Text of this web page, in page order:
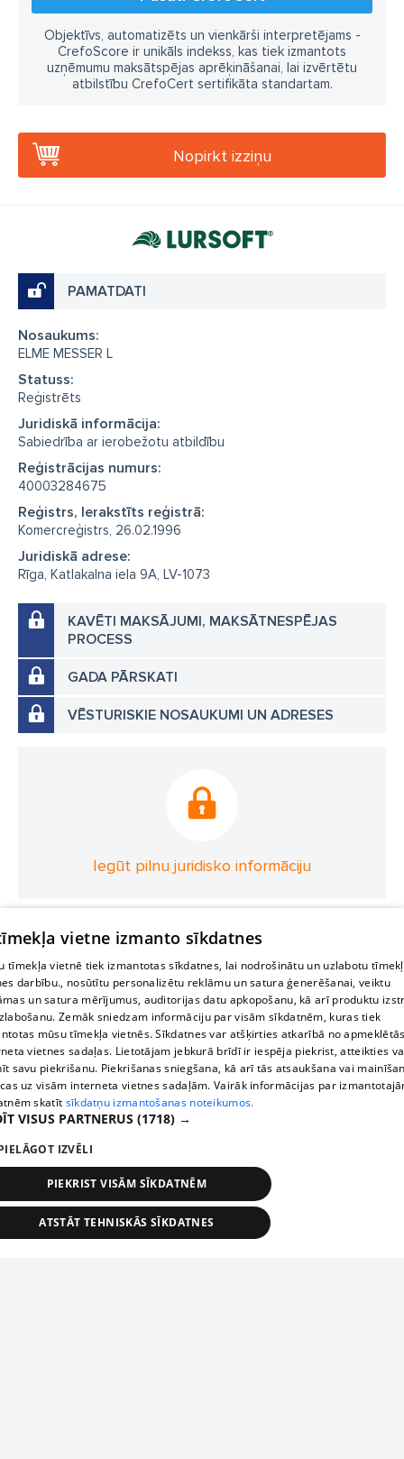
Objektīvs, automatizēts un vienkārši interpretējams -
CrefoScore ir unikāls indekss, kas tiek izmantots
uzņēmumu maksātspējas aprēķināšanai, lai izvērtētu
atbilstību CrefoCert sertifikāta standartam.
Nopirkt izziņu
PAMATDATI
Nosaukums:
ELME MESSER L
Statuss:
Reģistrēts
Juridiskā informācija:
Sabiedrība ar ierobežotu atbildību
Reģistrācijas numurs:
40003284675
Reģistrs, Ierakstīts reģistrā:
Komercreģistrs, 26.02.1996
Juridiskā adrese:
Rīga, Katlakalna iela 9A, LV-1073
KAVĒTI MAKSĀJUMI, MAKSĀTNESPĒJAS
PROCESS
GADA PĀRSKATI
VĒSTURISKIE NOSAUKUMI UN ADRESES
Iegūt pilnu juridisko informāciju
vietne izmanto sīkdatnes
tīmekļa vietnē tiek izmantotas sīkdatnes, lai nodrošinātu un uzlabotu
darbību., nosūtītu personalizētu reklāmu un satura ģenerēšanai, veiktu
un satura mērījumus, auditorijas datu apkopošanu, kā arī produktu
Zemāk sniedzam informāciju par visām sīkdatnēm, kuras tiek
mūsu tīmekļa vietnēs. Sīkdatnes var atšķirties atkarībā no
vietnes sadaļas. Lietotājam jebkurā brīdī ir iespēja piekrist, atteikties
savu piekrišanu. Piekrišanas sniegšana, kā arī tās atsaukšana vai
uz visām interneta vietnes sadaļām. Vairāk informācijas par
skatīt sīkdatņu izmantošanas noteikumos.
VISUS PARTNERUS (1718) →
IZVĒLI
PIEKRIST VISĀM SĪKDATNĒM
ATSTĀT TEHNISKĀS SĪKDATNES